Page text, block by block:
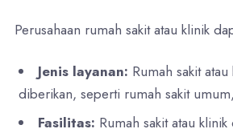
Perusahaan rumah sakit atau klinik
Jenis layanan: Rumah sakit
diberikan, seperti rumah sakit
Fasilitas: Rumah sakit atau